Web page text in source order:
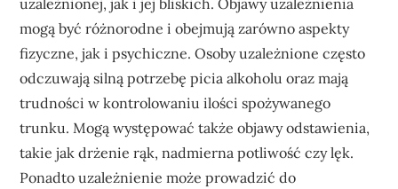
uzależnionej, jak i jej bliskich. Objawy uzależnienia
mogą być różnorodne i obejmują zarówno aspekty
fizyczne, jak i psychiczne. Osoby uzależnione często
odczuwają silną potrzebę picia alkoholu oraz mają
trudności w kontrolowaniu ilości spożywanego
trunku. Mogą występować także objawy odstawienia,
takie jak drżenie rąk, nadmierna potliwość czy lęk.
Ponadto uzależnienie może prowadzić do